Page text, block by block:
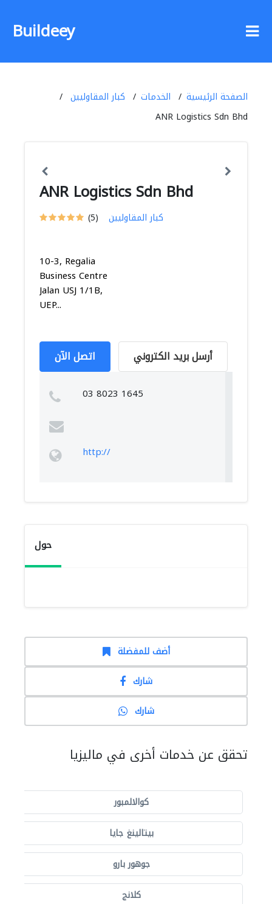
Buildeey
الصفحة الرئيسية الخدمات
كبار المقاوليين
ANR Logistics Sdn Bhd
ANR Logistics Sdn Bhd
(5) كبار المقاوليين
10-3, Regalia
Business Centre
Jalan USJ 1/1B,
UEP...
اتصل الآن أرسل بريد الكتروني
03 8023 1645
http://
حول
أضف للمفضلة
شارك
شارك
تحقق عن خدمات أخرى في ماليزيا
كوالالمبور
بيتالينغ جايا
جوهور بارو
كلانج